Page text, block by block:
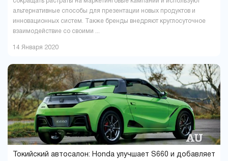
альтернативные способы для презентации новых продуктов и
инновационных систем. Также бренды внедряют круглосуточное
взаимодействие со своими ...
14 Января 2020
Токийский автосалон: Honda улучшает S660 и добавляет